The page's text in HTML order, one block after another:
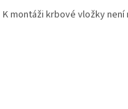
K montáži krbové vložky